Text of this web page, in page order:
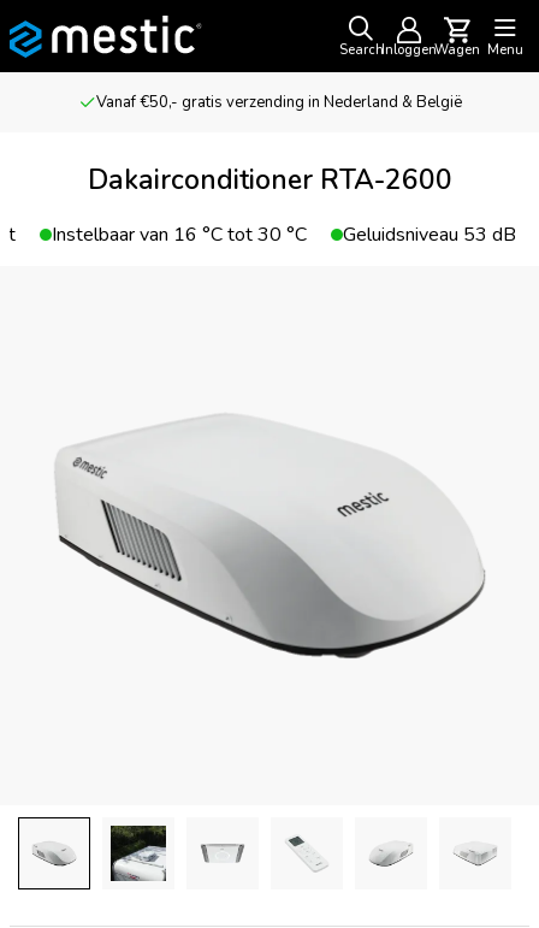
SearchInloggenWagen Menu
Vanaf €50,- gratis verzending in Nederland & België
Dakairconditioner RTA-2600
Instelbaar van 16 °C tot 30 °C Geluidsniveau 53 dB